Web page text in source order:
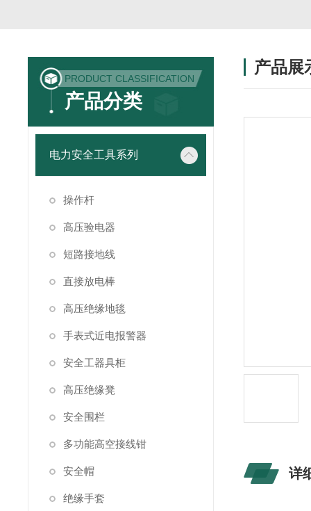
PRODUCT CLASSIFICATION
产品分类
电力安全工具系列
操作杆
高压验电器
短路接地线
直接放电棒
高压绝缘地毯
手表式近电报警器
安全工器具柜
高压绝缘凳
安全围栏
多功能高空接线钳
安全帽
绝缘手套
产品展
详